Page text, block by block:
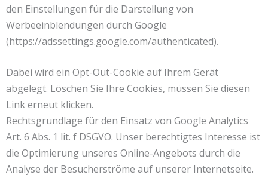
den Einstellungen für die Darstellung von
Werbeeinblendungen durch Google
(https://adssettings.google.com/authenticated).
Dabei wird ein Opt-Out-Cookie auf Ihrem Gerät
abgelegt. Löschen Sie Ihre Cookies, müssen Sie diesen
Link erneut klicken.
Rechtsgrundlage für den Einsatz von Google Analytics
Art. 6 Abs. 1 lit. f DSGVO. Unser berechtigtes Interesse ist
die Optimierung unseres Online-Angebots durch die
Analyse der Besucherströme auf unserer Internetseite.